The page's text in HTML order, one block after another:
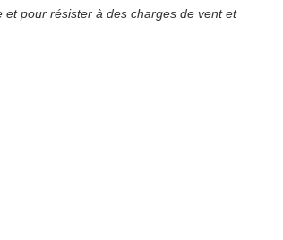
pour résister à des charges de vent et